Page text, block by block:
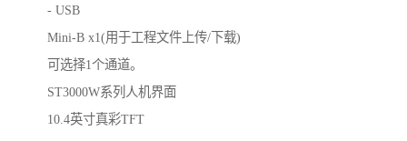
- USB
Mini-B x1(用于工程文件上传/下载)
可选择1个通道。
ST3000W系列人机界面
10.4英寸真彩TFT